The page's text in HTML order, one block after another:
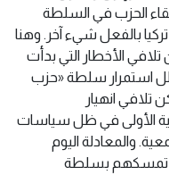
الحزب في السلطة
بالفعل شيء آخر. وهنا
الأخطار التي بدأت
ظل استمرار سلطة «حزب
تلافي انهيار
الأولى في ظل سياسات
والمعادلة اليوم
تمسكهم بسلطة